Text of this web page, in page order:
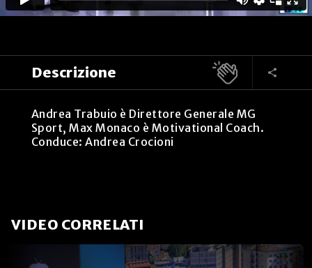
Descrizione
Andrea Trabuio è Direttore Generale MG
Sport, Max Monaco è Motivational Coach.
Conduce: Andrea Crocioni
VIDEO CORRELATI